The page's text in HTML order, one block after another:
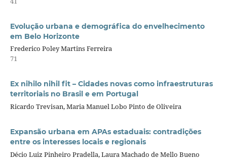
Evolução urbana e demográfica do envelhecimento
em Belo Horizonte
Frederico Poley Martins Ferreira
71
Ex nihilo nihil fit – Cidades novas como infraestruturas
territoriais no Brasil e em Portugal
Ricardo Trevisan, Maria Manuel Lobo Pinto de Oliveira
Expansão urbana em APAs estaduais: contradições
entre os interesses locais e regionais
Décio Luiz Pinheiro Pradella, Laura Machado de Mello Bueno